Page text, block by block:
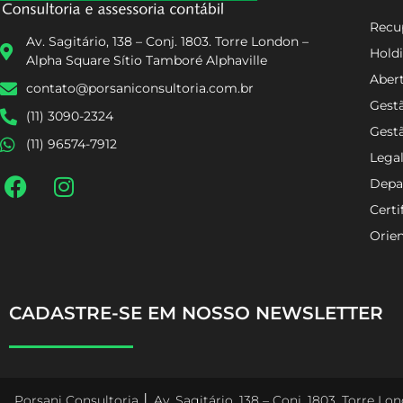
Av. Sagitário, 138 – Conj. 1803. Torre London –
Alpha Square Sítio Tamboré Alphaville
contato@porsaniconsultoria.com.br
(11) 3090-2324
(11) 96574-7912
CADASTRE-SE EM NOSSO NEWSLETTER